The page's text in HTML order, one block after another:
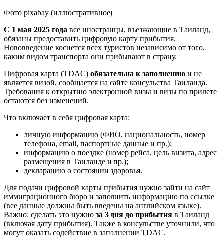
Фото pixabay (иллюстративное)
С 1 мая 2025 года все иностранцы, въезжающие в Таиланд,
обязаны предоставить цифровую карту прибытия.
Нововведение коснется всех туристов независимо от того,
каким видом транспорта они прибывают в страну.
Цифровая карта (TDAС) обязательна к заполнению и не
является визой, сообщается на сайте консульства Таиланда.
Требования к открытию электронной визы и визы по прилете
остаются без изменений.
Что включает в себя цифровая карта:
личную информацию (ФИО, национальность, номер
телефона, email, паспортные данные и пр.);
информацию о поездке (номер рейса, цель визита, адрес
размещения в Таиланде и пр.);
декларацию о состоянии здоровья.
Для подачи цифровой карты прибытия нужно зайти на сайт
иммиграционного бюро и заполнить информацию по ссылке
(все данные должны быть введены на английском языке).
Важно: сделать это нужно за 3 дня до прибытия в Таиланд
(включая дату прибытия). Также в консульстве уточнили, что
могут оказать содействие в заполнении TDAC.